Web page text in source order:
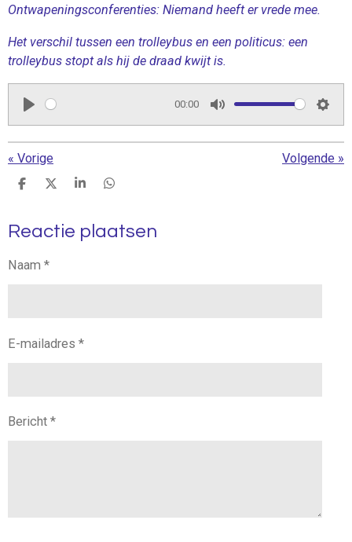
Ontwapeningsconferenties: Niemand heeft er vrede mee.
Het verschil tussen een trolleybus en een politicus: een
trolleybus stopt als hij de draad kwijt is.
P
l
a
00:00
M
u
S
e
t
« Vorige Volgende »
D
e
n
D
l
S
r
e
D
e
n
Reactie plaatsen
Naam *
E-mailadres *
Bericht *